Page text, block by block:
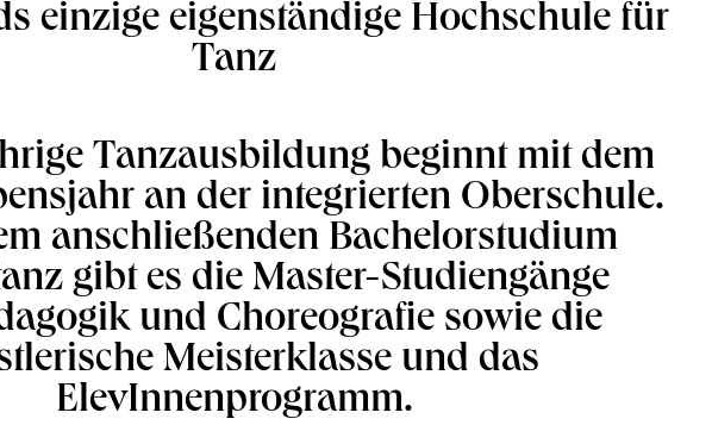
einzige eigenständige Hochschule für
Tanz
Tanzausbildung beginnt mit dem
an der integrierten Oberschule.
anschließenden Bachelorstudium
gibt es die Master-Studiengänge
und Choreografie sowie die
Meisterklasse und das
ElevInnenprogramm.